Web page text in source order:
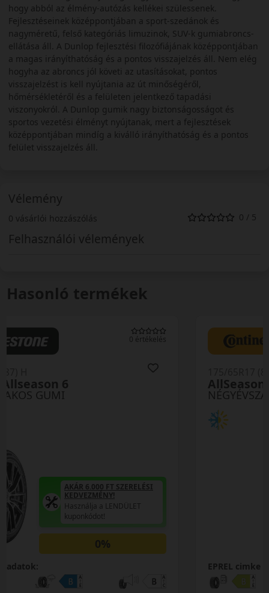
hogy abból az élmény-autózás kellékei szülessenek.
Fejlesztéseinek középpontjában a sport-szedánok és
nagyméretű, felső kategóriás limuzinok, SUV-k gumiabroncs-
ellátása áll. A Dunlop fejlesztési filozófiájának középpontjában
a magas irányíthatóság és a pontos visszajelzés áll. Nem elég
hogyha az abroncs jól követi az utasításokat, pontos
visszajelzést is kell nyújtania az út minőségéről,
hőmérsékletéről és a felületen jelentkező tapadási
viszonyokról. A Dunlop gumik nagy biztonságosságot és
sportos vezetési élményt nyújtanak, mert a fejlesztések
középpontjában mindíg a kiválló irányíthatóság és a pontos
felület visszajelzés áll.
Vélemény
0 vásárlói hozzászólás 0 / 5
Felhasználói vélemények
Hasonló termékek
0 értékelés
NÉGYÉVSZAKOS GUMI
AllSeasonContact 2
Használja a LENDÜLET
kuponkódot!
EPREL cimke adatok: